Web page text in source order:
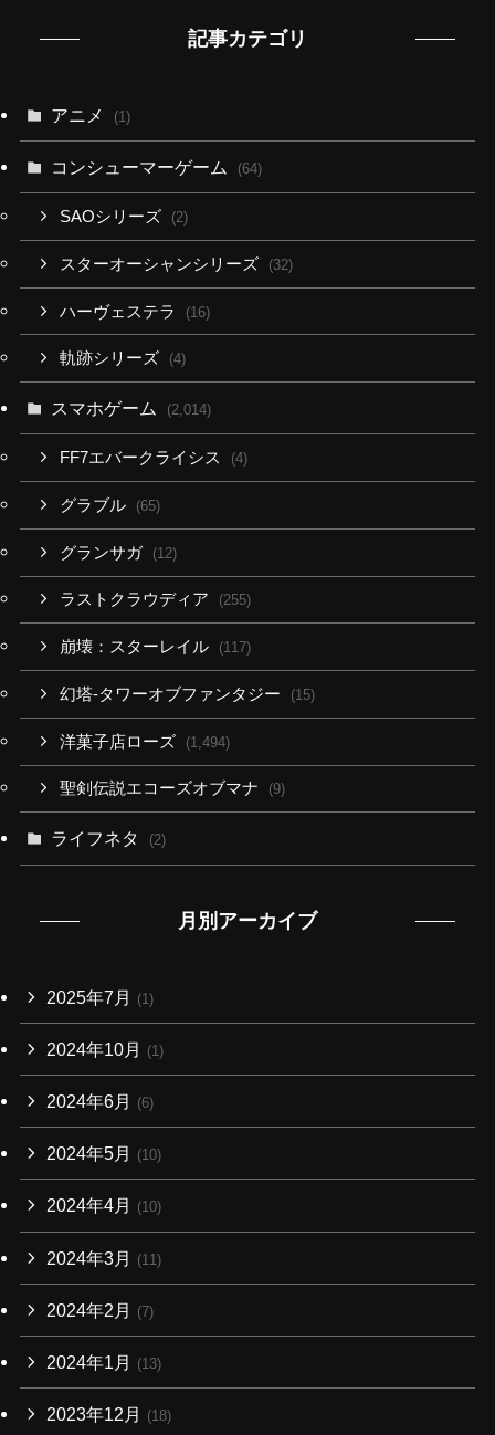
記事カテゴリ
アニメ (1)
コンシューマーゲーム (64)
SAOシリーズ (2)
スターオーシャンシリーズ (32)
ハーヴェステラ (16)
軌跡シリーズ (4)
スマホゲーム (2,014)
FF7エバークライシス (4)
グラブル (65)
グランサガ (12)
ラストクラウディア (255)
崩壊：スターレイル (117)
幻塔-タワーオブファンタジー (15)
洋菓子店ローズ (1,494)
聖剣伝説エコーズオブマナ (9)
ライフネタ (2)
月別アーカイブ
2025年7月 (1)
2024年10月 (1)
2024年6月 (6)
2024年5月 (10)
2024年4月 (10)
2024年3月 (11)
2024年2月 (7)
2024年1月 (13)
2023年12月 (18)